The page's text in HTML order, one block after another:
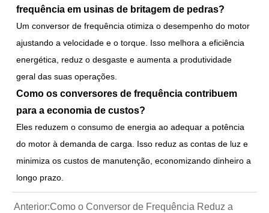
frequência em usinas de britagem de pedras?
Um conversor de frequência otimiza o desempenho do motor
ajustando a velocidade e o torque. Isso melhora a eficiência
energética, reduz o desgaste e aumenta a produtividade
geral das suas operações.
Como os conversores de frequência contribuem
para a economia de custos?
Eles reduzem o consumo de energia ao adequar a potência
do motor à demanda de carga. Isso reduz as contas de luz e
minimiza os custos de manutenção, economizando dinheiro a
longo prazo.
Anterior:Como o Conversor de Frequência Reduz a